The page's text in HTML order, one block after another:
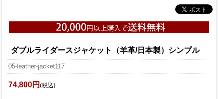
ダブルライダースジャケット（羊革/日本製）シンプル
05-leather-jacket117
74,800円 (税込)